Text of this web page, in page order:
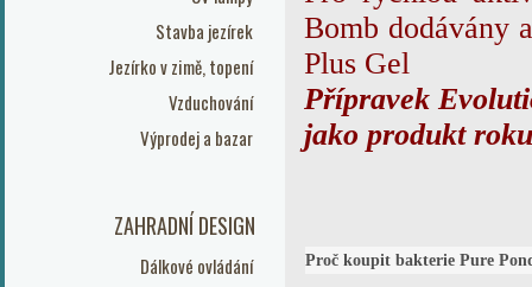
Stavba jezírek
Jezírko v zimě, topení
Vzduchování
Výprodej a bazar
ZAHRADNÍ DESIGN
Dálkové ovládání
Bomb dodávány
Plus Gel
Přípravek
jako produkt
Proč koupit bakterie Pure